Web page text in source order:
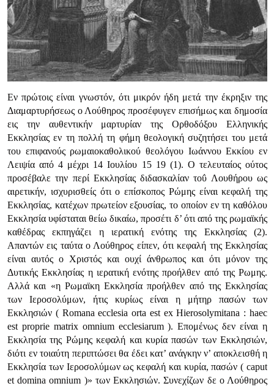
Εν πρώτοις είναι γνωστόν, ότι μικρόν ήδη μετά την έκρηξιν της
Διαμαρτυρήσεως ο Λούθηρος προσέφυγεν επισήμως και δημοσία
εις την αυθεντικήν μαρτυρίαν της Ορθοδόξου Ελληνικής
Εκκλησίας εν τη πολλή τη φήμη θεολογική συζητήσει του μετά
του επιφανούς ρωμαιοκαθολικού θεολόγου Ιωάννου Εκκίου εν
Λειψία από 4 μέχρι 14 Ιουλίου 15 19 (1). Ο τελευταίος ούτος
προσέβαλε την περί Εκκλησίας διδασκαλίαν τοΰ Λουθήρου ως
αιρετικήν, ισχυρισθείς ότι ο επίσκοπος Ρώμης είναι κεφαλή της
Εκκλησίας, κατέχων πρωτείον εξουσίας, το οποίον εν τη καθόλου
Εκκλησία υφίσταται θείω δικαίω, προσέτι δ’ ότι από της ρωμαϊκής
καθέδρας εκπηγάζει η ιερατική ενότης της Εκκλησίας (2).
Απαντών εις ταύτα ο Λούθηρος είπεν, ότι κεφαλή της Εκκλησίας
είναι αυτός ο Χριστός και ουχί άνθρωπος και ότι μόνον της
Δυτικής Εκκλησίας η ιερατική ενότης προήλθεν από της Ρωμης.
Αλλά και «η Ρωμαϊκη Εκκλησία προήλθεν από της Εκκλησίας
των Ιεροσολύμων, ήτις κυρίως είναι η μήτηρ πασών των
Εκκλησιών ( Romana ecclesia orta est ex Hierosolymitana : haec
est proprie matrix omnium ecclesiarum ). Επομένως δεν είναι η
Εκκλησία της Ρώμης κεφαλή και κυρία πασών των Εκκλησιών,
διότι εν τοιαύτη περιπτώσει θα έδει κατ’ ανάγκην ν’ αποκλεισθή η
Εκκλησία των Ιεροσολύμων ως κεφαλή και κυρία, πασών ( caput
et domina omnium )» των Εκκλησιών. Συνεχίζων δε ο Λούθηρος